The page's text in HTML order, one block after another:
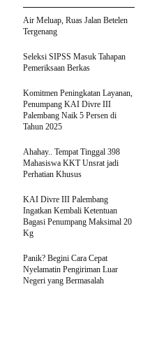
Air Meluap, Ruas Jalan Betelen
Tergenang
Seleksi SIPSS Masuk Tahapan
Pemeriksaan Berkas
Komitmen Peningkatan Layanan,
Penumpang KAI Divre III
Palembang Naik 5 Persen di
Tahun 2025
Ahahay.. Tempat Tinggal 398
Mahasiswa KKT Unsrat jadi
Perhatian Khusus
KAI Divre III Palembang
Ingatkan Kembali Ketentuan
Bagasi Penumpang Maksimal 20
Kg
Panik? Begini Cara Cepat
Nyelamatin Pengiriman Luar
Negeri yang Bermasalah